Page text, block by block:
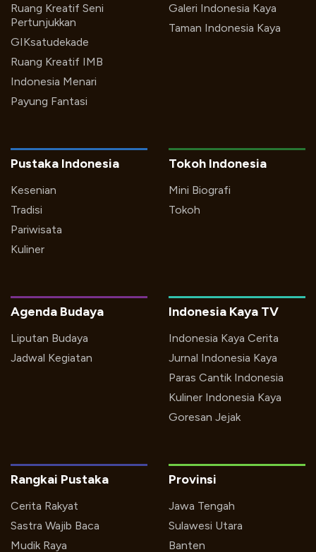
Ruang Kreatif Seni
Pertunjukkan
GIKsatudekade
Ruang Kreatif IMB
Indonesia Menari
Payung Fantasi
Galeri Indonesia Kaya
Taman Indonesia Kaya
Pustaka Indonesia
Kesenian
Tradisi
Pariwisata
Kuliner
Tokoh Indonesia
Mini Biografi
Tokoh
Indonesia Kaya TV
Indonesia Kaya Cerita
Jurnal Indonesia Kaya
Paras Cantik Indonesia
Kuliner Indonesia Kaya
Goresan Jejak
Agenda Budaya
Liputan Budaya
Jadwal Kegiatan
Rangkai Pustaka
Cerita Rakyat
Sastra Wajib Baca
Mudik Raya
Provinsi
Jawa Tengah
Sulawesi Utara
Banten